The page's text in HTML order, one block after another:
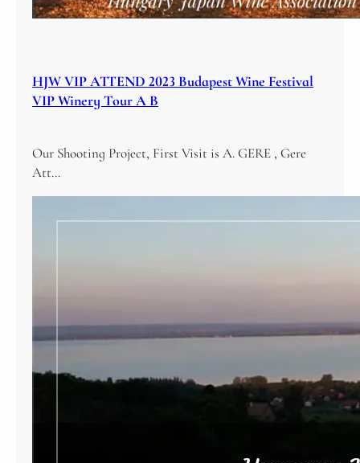
HJW VIP ATTEND 2023 Budapest Wine Festival
VIP Winery Tour A B
Our Shooting Project, First Visit is A. GERE , Gere
Att…